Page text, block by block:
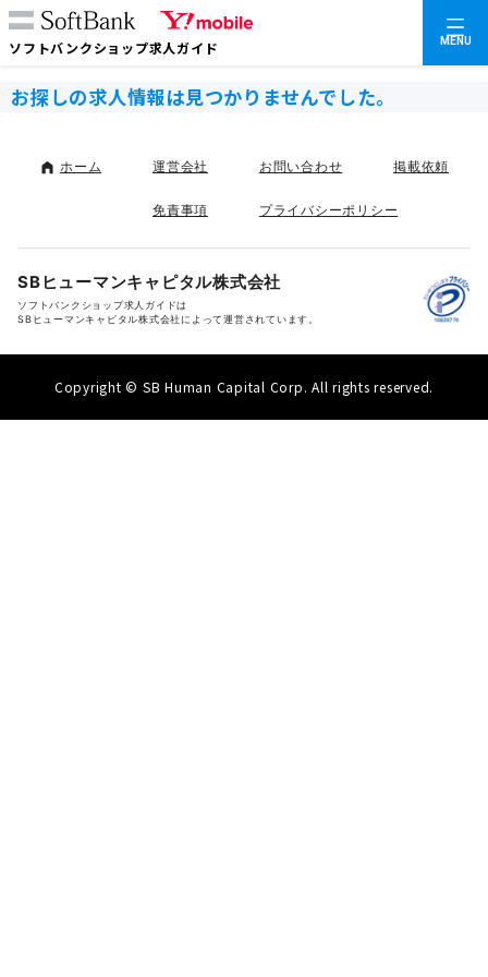
ソフトバンクショップ求人ガイド MENU
お探しの求人情報は見つかりませんでした。
ホーム 運営会社 お問い合わせ 掲載依頼
免責事項 プライバシーポリシー
SBヒューマンキャピタル株式会社
ソフトバンクショップ求人ガイドは
SBヒューマンキャピタル株式会社によって運営されています。
Copyright © SB Human Capital Corp. All rights reserved.